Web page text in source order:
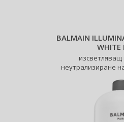
BALMAIN
WHITE
неутрализиране